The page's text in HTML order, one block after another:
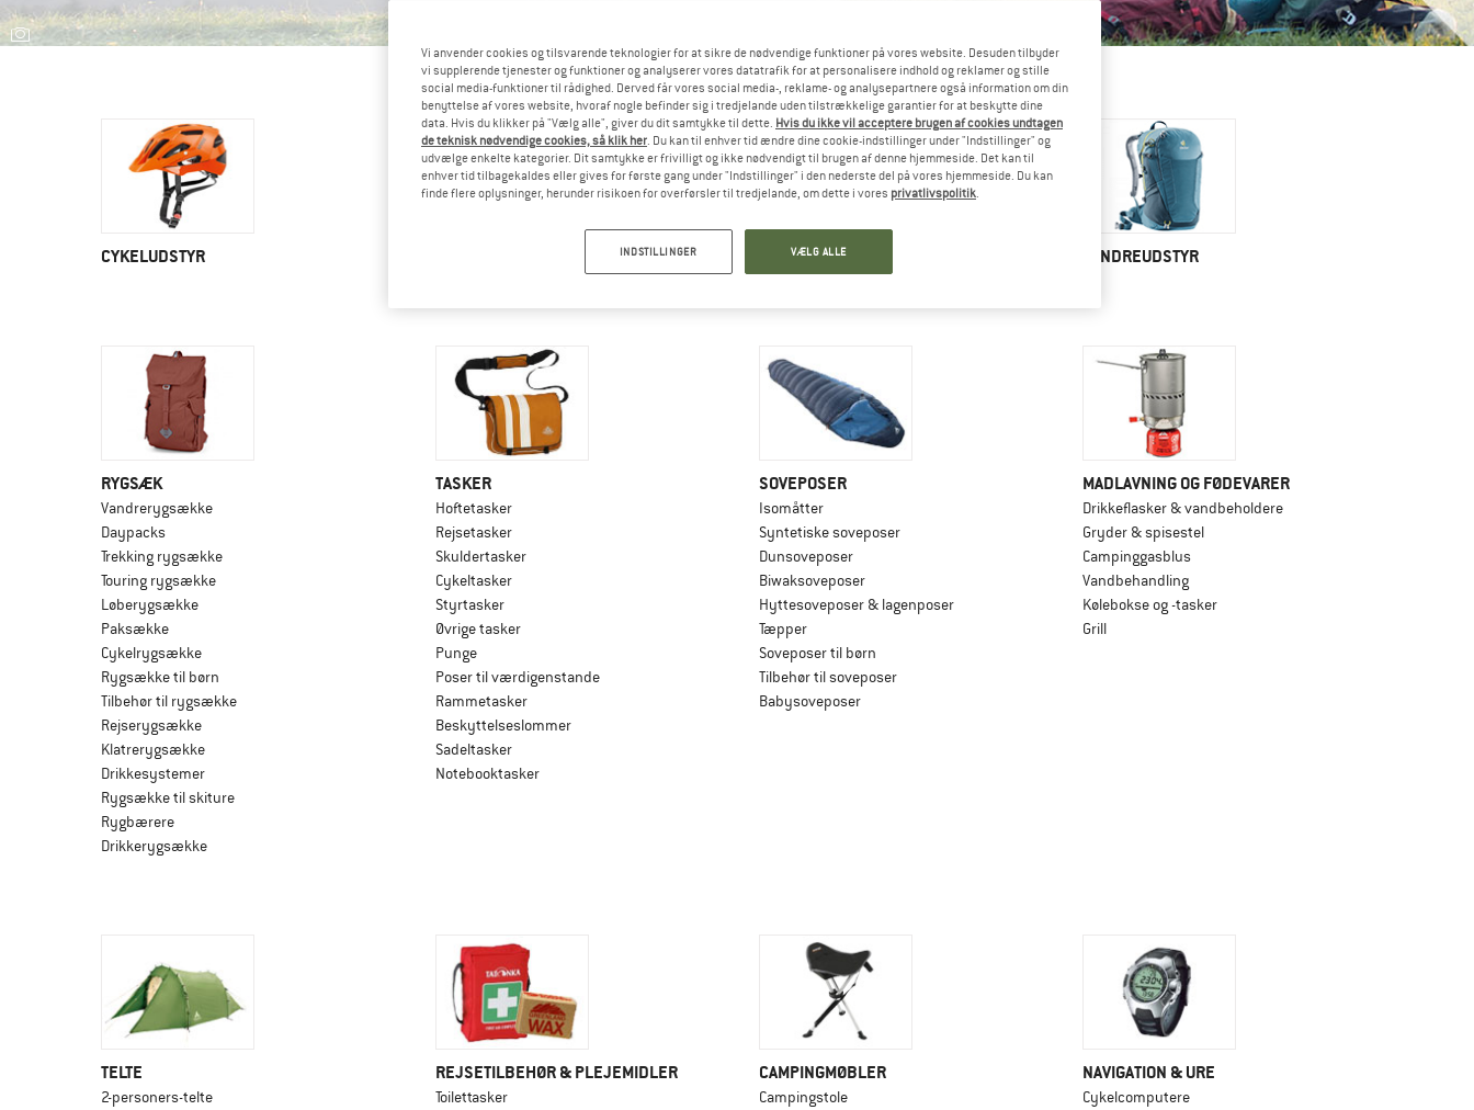
CYKELUDSTYR VINTERSPORTUDSTYR VANDREUDSTYR
RYGSÆK
Vandrerygsække
Daypacks
Trekking rygsække
Touring rygsække
Løberygsække
Paksække
Cykelrygsække
Rygsække til børn
Tilbehør til rygsække
Rejserygsække
Klatrerygsække
Drikkesystemer
Rygsække til skiture
Rygbærere
Drikkerygsække
TASKER
Hoftetasker
Rejsetasker
Skuldertasker
Cykeltasker
Styrtasker
Øvrige tasker
Punge
Poser til værdigenstande
Rammetasker
Beskyttelseslommer
Sadeltasker
Notebooktasker
SOVEPOSER
Isomåtter
Syntetiske soveposer
Dunsoveposer
Biwaksoveposer
Hyttesoveposer & lagenposer
Tæpper
Soveposer til børn
Tilbehør til soveposer
Babysoveposer
MADLAVNING OG FØDEVARER
Drikkeflasker & vandbeholdere
Gryder & spisestel
Campinggasblus
Vandbehandling
Kølebokse og -tasker
Grill
TELTE
2-personers-telte
REJSETILBEHØR & PLEJEMIDLER
Toilettasker
CAMPINGMØBLER
Campingstole
NAVIGATION & URE
Cykelcomputere
Vi anvender cookies og tilsvarende teknologier for at sikre de nødvendige funktioner på vores website. Desuden tilbyder
vi supplerende tjenester og funktioner og analyserer vores datatrafik for at personalisere indhold og reklamer og stille
social media-funktioner til rådighed. Derved får vores social media-, reklame- og analysepartnere også information om din
benyttelse af vores website, hvoraf nogle befinder sig i tredjelande uden tilstrækkelige garantier for at beskytte dine
data. Hvis du klikker på "Vælg alle", giver du dit samtykke til dette. Hvis du ikke vil acceptere brugen af cookies undtagen
de teknisk nødvendige cookies, så klik her. Du kan til enhver tid ændre dine cookie-indstillinger under "Indstillinger" og
udvælge enkelte kategorier. Dit samtykke er frivilligt og ikke nødvendigt til brugen af denne hjemmeside. Det kan til
enhver tid tilbagekaldes eller gives for første gang under "Indstillinger" i den nederste del på vores hjemmeside. Du kan
finde flere oplysninger, herunder risikoen for overførsler til tredjelande, om dette i vores privatlivspolitik.
INDSTILLINGER VÆLG ALLE